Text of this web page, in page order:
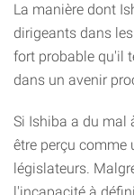
La manière dont
dirigeants dans
fort probable qu'il
dans un avenir
Si Ishiba a du mal
être perçu comme
législateurs.